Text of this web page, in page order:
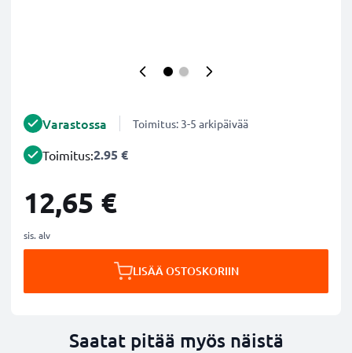
Varastossa Toimitus: 3-5 arkipäivää
Toimitus:2.95 €
12,65 €
sis. alv
LISÄÄ OSTOSKORIIN
Saatat pitää myös näistä